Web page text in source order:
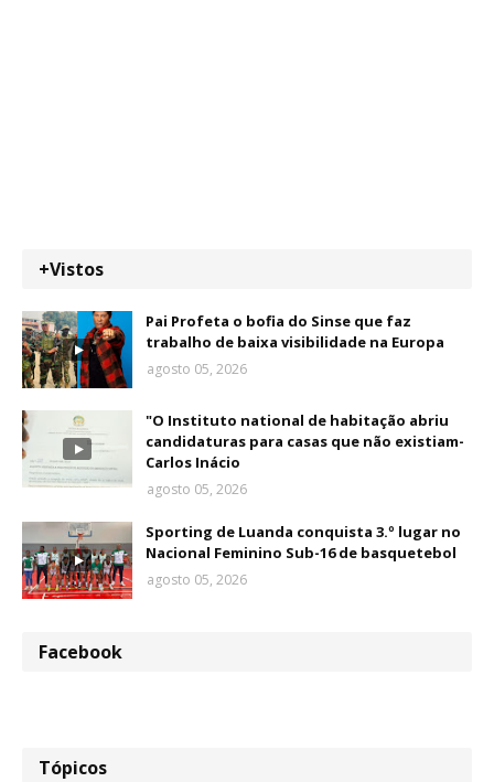
+Vistos
Pai Profeta o bofia do Sinse que faz
trabalho de baixa visibilidade na Europa
agosto 05, 2026
"O Instituto national de habitação abriu
candidaturas para casas que não existiam-
Carlos Inácio
agosto 05, 2026
Sporting de Luanda conquista 3.º lugar no
Nacional Feminino Sub-16 de basquetebol
agosto 05, 2026
Facebook
Tópicos